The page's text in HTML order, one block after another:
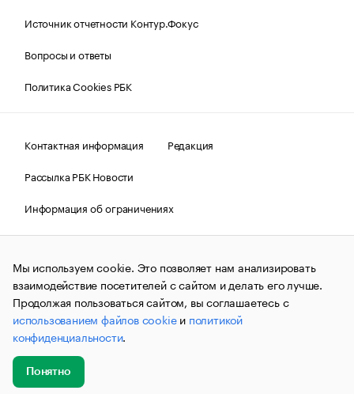
Источник отчетности Контур.Фокус
Вопросы и ответы
Политика Cookies РБК
Контактная информация
Редакция
Рассылка РБК Новости
Информация об ограничениях
Правовая информация
О соблюдении авторских прав
© АО «РОСБИЗНЕСКОНСАЛТИНГ»,1995–2026.Сообщения
и материалы информационного агентства «РБК»
(зарегистрировано Федеральной службой по надзору в сфере
связи, информационных технологий и массовых
коммуникаций (Роскомнадзор) 09.12.2015 за номером ИА
№ФС77-63848) сопровождаются пометкой «РБК». Отдельные
публикации могут содержать информацию,
не предназначенную для пользователей
до 18 лет.
Мы используем cookie. Это позволяет нам анализировать
взаимодействие посетителей с сайтом и делать его лучше.
Продолжая пользоваться сайтом, вы соглашаетесь с
использованием файлов cookieи политикой
конфиденциальности.
Понятно